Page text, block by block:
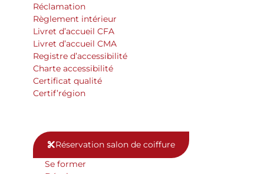
Réclamation
Règlement intérieur
Livret d’accueil CFA
Livret d’accueil CMA
Registre d’accessibilité
Charte accessibilité
Certificat qualité
Certif’région
Réservation salon de coiffure
Se former